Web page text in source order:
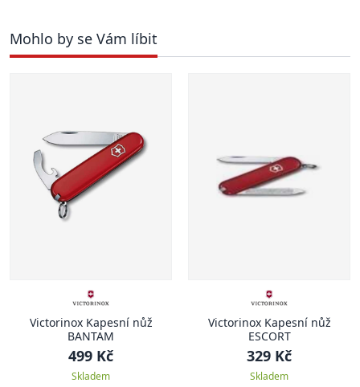
Mohlo by se Vám líbit
Victorinox Kapesní nůž
BANTAM
499 Kč
Skladem
Victorinox Kapesní nůž
ESCORT
329 Kč
Skladem